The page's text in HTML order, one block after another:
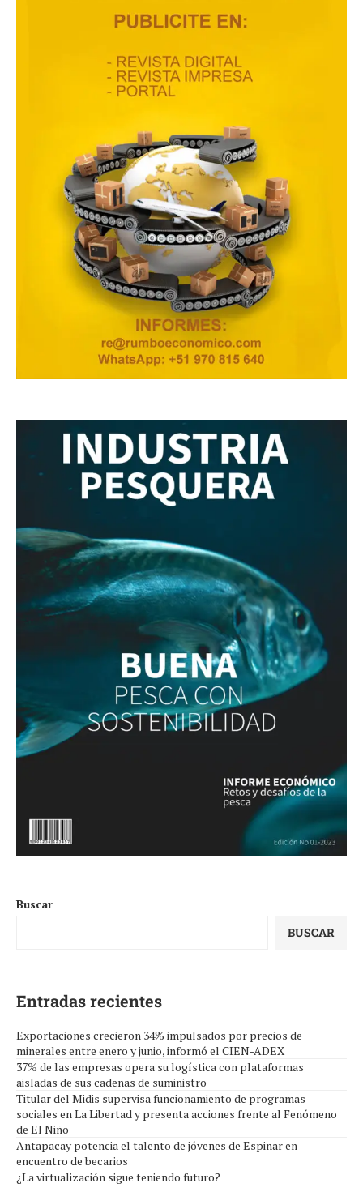
Buscar
BUSCAR
Entradas recientes
Exportaciones crecieron 34% impulsados por precios de
minerales entre enero y junio, informó el CIEN-ADEX
37% de las empresas opera su logística con plataformas
aisladas de sus cadenas de suministro
Titular del Midis supervisa funcionamiento de programas
sociales en La Libertad y presenta acciones frente al Fenómeno
de El Niño
Antapacay potencia el talento de jóvenes de Espinar en
encuentro de becarios
¿La virtualización sigue teniendo futuro?